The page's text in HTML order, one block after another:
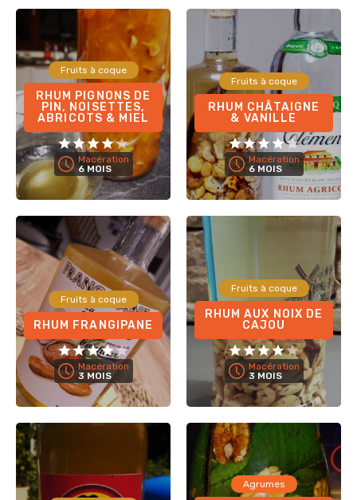
Fruits à coque
RHUM PIGNONS DE
PIN, NOISETTES,
ABRICOTS & MIEL
Macération
6 MOIS
Fruits à coque
RHUM CHÂTAIGNE
& VANILLE
Macération
6 MOIS
Fruits à coque
RHUM FRANGIPANE
Macération
3 MOIS
Fruits à coque
RHUM AUX NOIX DE
CAJOU
Macération
3 MOIS
Agrumes